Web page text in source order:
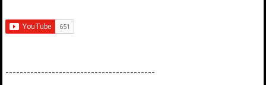
------------------------------------------